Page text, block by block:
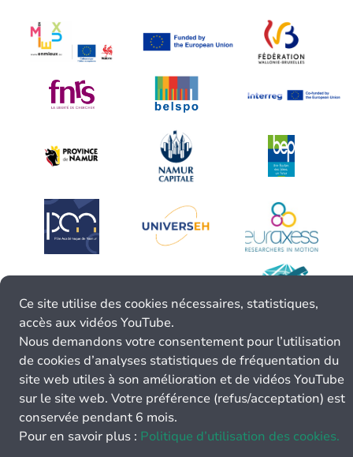
Ce site utilise des cookies nécessaires, statistiques,
accès aux vidéos YouTube.
Nous demandons votre consentement pour l’utilisation
de cookies d’analyses statistiques de fréquentation du
site web utiles à son amélioration et de vidéos YouTube
sur le site web. Votre préférence (refus/acceptation) est
conservée pendant 6 mois.
Pour en savoir plus : Politique d’utilisation des cookies.